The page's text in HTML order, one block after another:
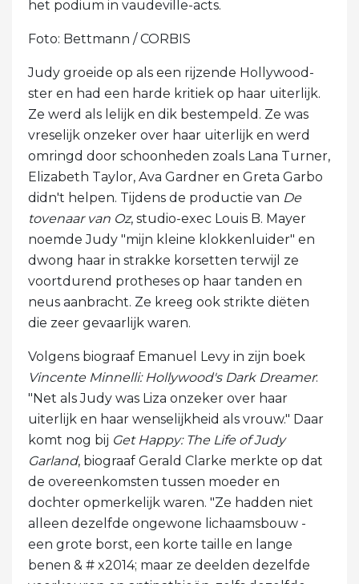
het podium in vaudeville-acts.
Foto: Bettmann / CORBIS
Judy groeide op als een rijzende Hollywood-
ster en had een harde kritiek op haar uiterlijk.
Ze werd als lelijk en dik bestempeld. Ze was
vreselijk onzeker over haar uiterlijk en werd
omringd door schoonheden zoals Lana Turner,
Elizabeth Taylor, Ava Gardner en Greta Garbo
didn't helpen. Tijdens de productie van De
tovenaar van Oz, studio-exec Louis B. Mayer
noemde Judy "mijn kleine klokkenluider" en
dwong haar in strakke korsetten terwijl ze
voortdurend protheses op haar tanden en
neus aanbracht. Ze kreeg ook strikte diëten
die zeer gevaarlijk waren.
Volgens biograaf Emanuel Levy in zijn boek
Vincente Minnelli: Hollywood's Dark Dreamer:
"Net als Judy was Liza onzeker over haar
uiterlijk en haar wenselijkheid als vrouw." Daar
komt nog bij Get Happy: The Life of Judy
Garland, biograaf Gerald Clarke merkte op dat
de overeenkomsten tussen moeder en
dochter opmerkelijk waren. "Ze hadden niet
alleen dezelfde ongewone lichaamsbouw -
een grote borst, een korte taille en lange
benen & # x2014; maar ze deelden dezelfde